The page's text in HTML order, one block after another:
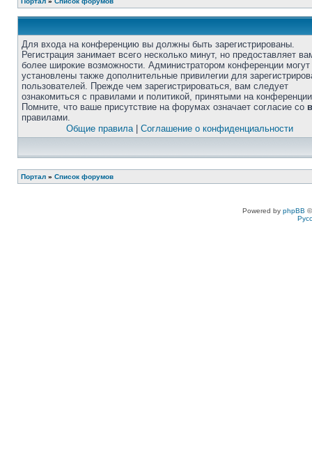
Для входа на конференцию вы должны быть зарегистрированы.
Регистрация занимает всего несколько минут, но предоставляет
более широкие возможности. Администратором конференции
установлены также дополнительные привилегии для
пользователей. Прежде чем зарегистрироваться, вам следует
ознакомиться с правилами и политикой, принятыми на
Помните, что ваше присутствие на форумах означает согласие со
правилами.
Общие правила| Соглашение о конфиденциальности
Портал » Список форумов
Powered by phpBB